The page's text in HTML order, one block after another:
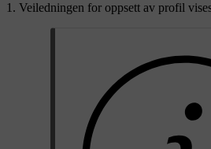
Veiledningen for oppsett av profil